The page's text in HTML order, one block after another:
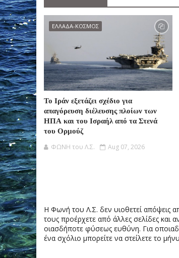
ΕΛΛΑΔΑ-ΚΟΣΜΟΣ
Το Ιράν εξετάζει σχέδιο για
απαγόρευση διέλευσης πλοίων των
ΗΠΑ και του Ισραήλ από τα Στενά
του Ορμούζ
ΦΩΝΗ του Λ.Σ. Aug 07, 2026
Η Φωνή του Λ.Σ. δεν υιοθετεί απόψεις
τους προέρχετε από άλλες σελίδες και
οιασδήποτε φύσεως ευθύνη. Για
ένα σχόλιο μπορείτε να στείλετε το